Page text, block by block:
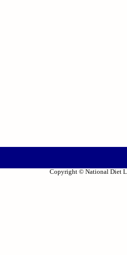
Copyright © National Diet